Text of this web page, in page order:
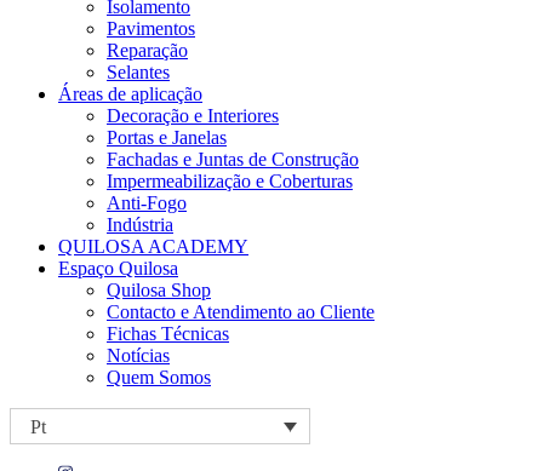
Isolamento
Pavimentos
Reparação
Selantes
Áreas de aplicação
Decoração e Interiores
Portas e Janelas
Fachadas e Juntas de Construção
Impermeabilização e Coberturas
Anti-Fogo
Indústria
QUILOSA ACADEMY
Espaço Quilosa
Quilosa Shop
Contacto e Atendimento ao Cliente
Fichas Técnicas
Notícias
Quem Somos
Pt